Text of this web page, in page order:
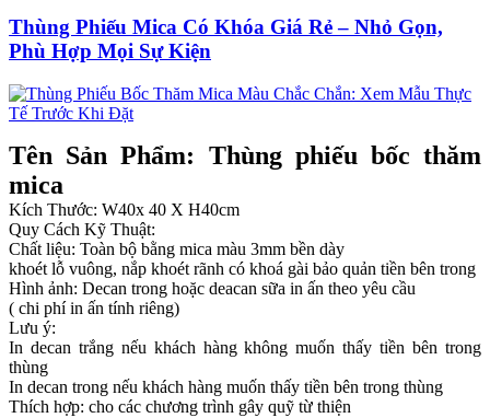
Thùng Phiếu Mica Có Khóa Giá Rẻ – Nhỏ Gọn,
Phù Hợp Mọi Sự Kiện
Tên Sản Phẩm: Thùng phiếu bốc thăm
mica
Kích Thước: W40x 40 X H40cm
Quy Cách Kỹ Thuật:
Chất liệu: Toàn bộ bằng mica màu 3mm bền dày
khoét lỗ vuông, nắp khoét rãnh có khoá gài bảo quản tiền bên trong
Hình ảnh: Decan trong hoặc deacan sữa in ấn theo yêu cầu
( chi phí in ấn tính riêng)
Lưu ý:
In decan trắng nếu khách hàng không muốn thấy tiền bên trong
thùng
In decan trong nếu khách hàng muốn thấy tiền bên trong thùng
Thích hợp: cho các chương trình gây quỹ từ thiện